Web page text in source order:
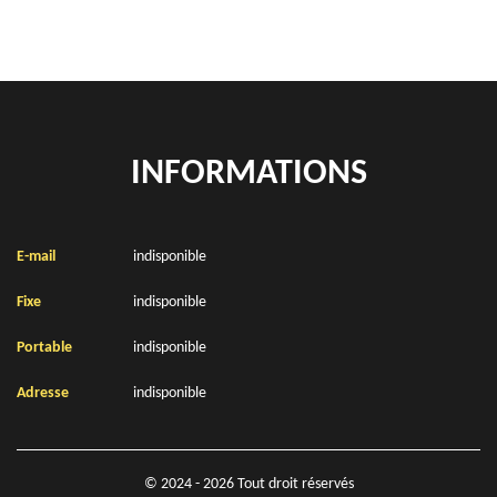
INFORMATIONS
E-mail indisponible
Fixe indisponible
Portable indisponible
Adresse indisponible
© 2024 - 2026 Tout droit réservés